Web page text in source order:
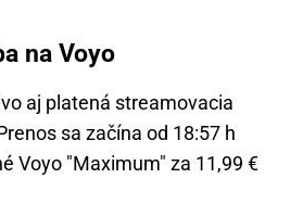
na Voyo
aj platená streamovacia
sa začína od 18:57 h
Voyo "Maximum" za 11,99 €